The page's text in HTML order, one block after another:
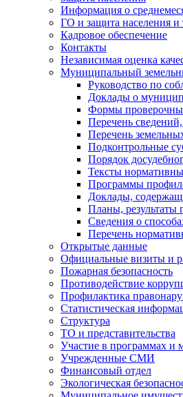
Информация о
ГО и защита населения
Кадровое обеспечение
Контакты
Независимая оценка
Муниципальный
Руководство по
Доклады о
Формы
Перечень
Перечень
Подконтрольные
Порядок
Тексты
Программы
Доклады,
Планы, результаты
Сведения о
Перечень
Открытые данные
Официальные визиты и
Пожарная безопасность
Противодействие
Профилактика
Статистическая
Структура
ТО и представительства
Участие в программах и
Учрежденные СМИ
Финансовый отдел
Экологическая